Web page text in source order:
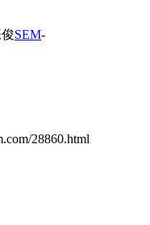
SEM-
28860.html